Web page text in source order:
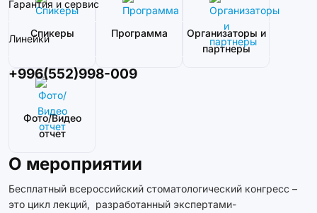
Гарантия и сервис
Линейки
+996(552)998-009
Спикеры Программа
Организаторы и
партнеры
Фото/Видео
отчет
О мероприятии
Бесплатный всероссийский стоматологический конгресс –
это цикл лекций, разработанный экспертами-